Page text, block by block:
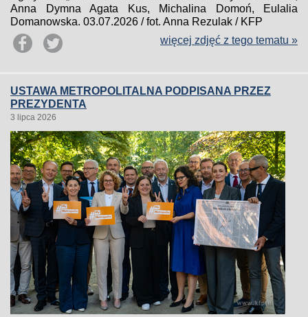
Anna Dymna Agata Kus, Michalina Domoń, Eulalia
Domanowska. 03.07.2026 / fot. Anna Rezulak / KFP
więcej zdjęć z tego tematu »
USTAWA METROPOLITALNA PODPISANA PRZEZ
PREZYDENTA
3 lipca 2026